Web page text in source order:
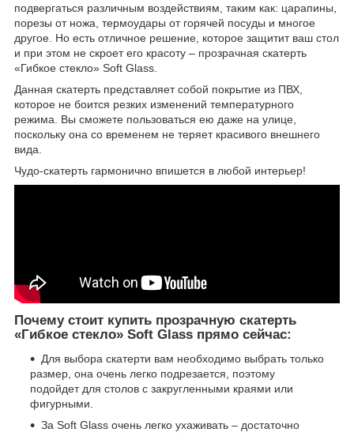
подвергаться различным воздействиям, таким как: царапины,
порезы от ножа, термоудары от горячей посуды и многое
другое. Но есть отличное решение, которое защитит ваш стол
и при этом не скроет его красоту – прозрачная скатерть
«Гибкое стекло» Soft Glass.
Данная скатерть представляет собой покрытие из ПВХ,
которое не боится резких изменений температурного
режима. Вы сможете пользоваться ею даже на улице,
поскольку она со временем не теряет красивого внешнего
вида.
Чудо-скатерть гармонично впишется в любой интерьер!
Почему стоит купить прозрачную скатерть
«Гибкое стекло» Soft Glass прямо сейчас:
Для выбора скатерти вам необходимо выбрать только
размер, она очень легко подрезается, поэтому
подойдет для столов с закругленными краями или
фигурными.
За Soft Glass очень легко ухаживать – достаточно